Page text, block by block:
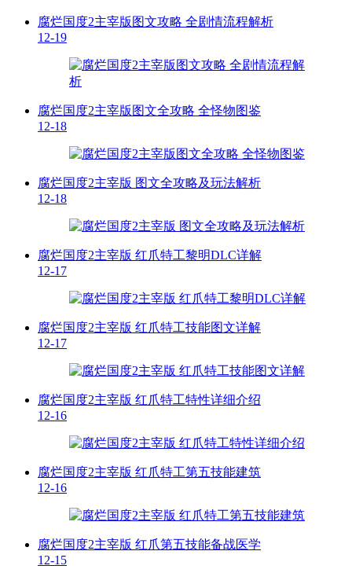
腐烂国度2主宰版图文攻略 全剧情流程解析
12-19
腐烂国度2主宰版图文全攻略 全怪物图鉴
12-18
腐烂国度2主宰版 图文全攻略及玩法解析
12-18
腐烂国度2主宰版 红爪特工黎明DLC详解
12-17
腐烂国度2主宰版 红爪特工技能图文详解
12-17
腐烂国度2主宰版 红爪特工特性详细介绍
12-16
腐烂国度2主宰版 红爪特工第五技能建筑
12-16
腐烂国度2主宰版 红爪第五技能备战医学
12-15